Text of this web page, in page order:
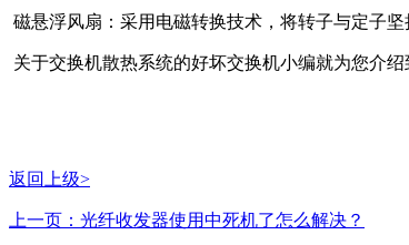
磁悬浮风扇：采用电磁转换技术，将转子与定子
关于交换机散热系统的好坏交换机小编就为您介
返回上级>
上一页：光纤收发器使用中死机了怎么解决？